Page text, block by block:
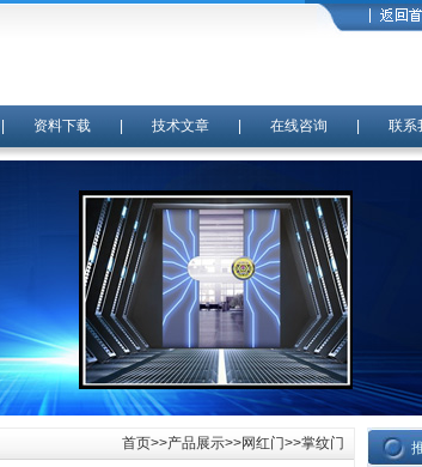
资料下载| 技术文章| 在线咨询 联系
首页>>产品展示>>网红门>>掌纹门